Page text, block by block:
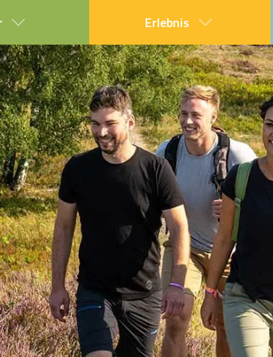
Erlebnis